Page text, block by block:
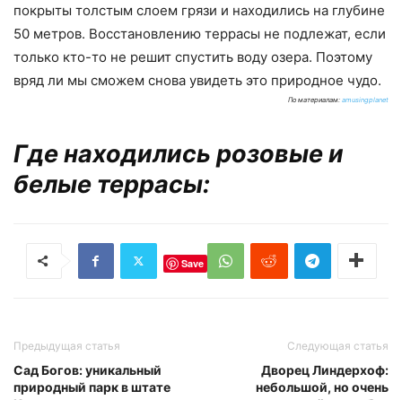
покрыты толстым слоем грязи и находились на глубине
50 метров. Восстановлению террасы не подлежат, если
только кто-то не решит спустить воду озера. Поэтому
вряд ли мы сможем снова увидеть это природное чудо.
По материалам: amusingplanet
Где находились розовые и
белые террасы:
Save
Предыдущая статья
Сад Богов: уникальный
природный парк в штате
Следующая статья
Дворец Линдерхоф:
небольшой, но очень